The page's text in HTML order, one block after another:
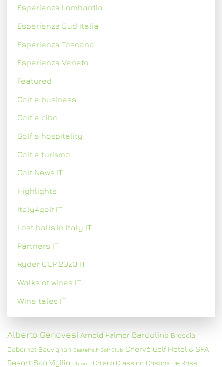
Esperienze Lombardia
Esperienze Sud Italia
Esperienze Toscana
Esperienze Veneto
Featured
Golf e business
Golf e cibo
Golf e hospitality
Golf e turismo
Golf News IT
Highlights
Italy4golf IT
Lost balls in Italy IT
Partners IT
Ryder CUP 2023 IT
Walks of wines IT
Wine tales IT
Alberto Genovesi Arnold Palmer Bardolino Brescia
Cabernet Sauvignon Castelfalfi Golf Club Chervò Golf Hotel & SPA
Resort San Vigilio Chianti Chianti Classico Cristina De Rossi